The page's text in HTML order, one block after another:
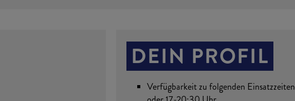
DEIN PROFIL
Verfügbarkeit zu folgenden Einsatzzeiten